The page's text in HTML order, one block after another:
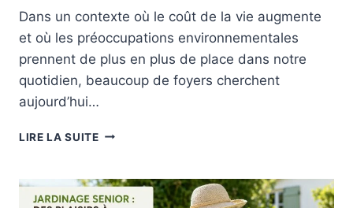
Dans un contexte où le coût de la vie augmente
et où les préoccupations environnementales
prennent de plus en plus de place dans notre
quotidien, beaucoup de foyers cherchent
aujourd’hui…
LIRE LA SUITEENTRETENIR
COMME
SI